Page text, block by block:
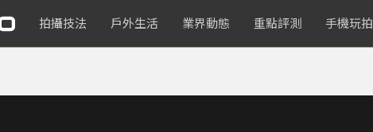
拍攝技法 戶外生活 業界動態 重點評測 手機玩拍